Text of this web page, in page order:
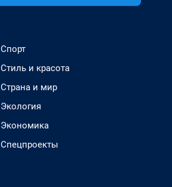
Спорт
Стиль и красота
Страна и мир
Экология
Экономика
Спецпроекты